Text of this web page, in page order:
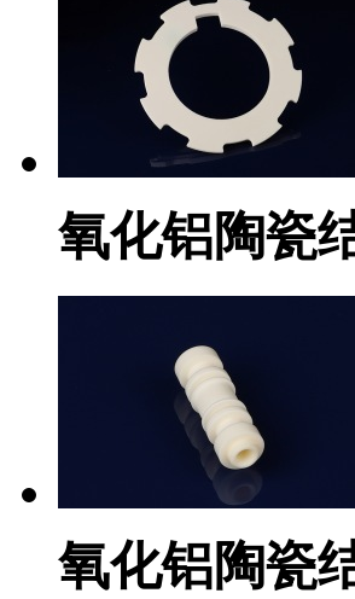
氧化铝陶瓷
氧化铝陶瓷